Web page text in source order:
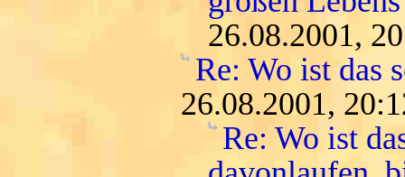
26.08.2001,
Re: Wo ist das
26.08.2001,
Re: Wo ist